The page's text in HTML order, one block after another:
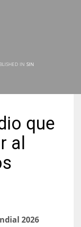
IN SIN
que
al
2026